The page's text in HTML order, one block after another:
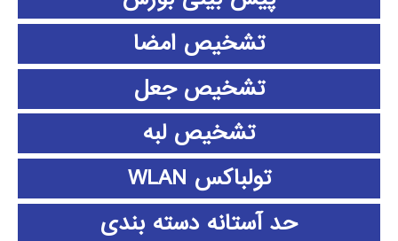
تشخیص امضا
تشخیص جعل
تشخیص لبه
تولباکس WLAN
حد آستانه دسته بندی